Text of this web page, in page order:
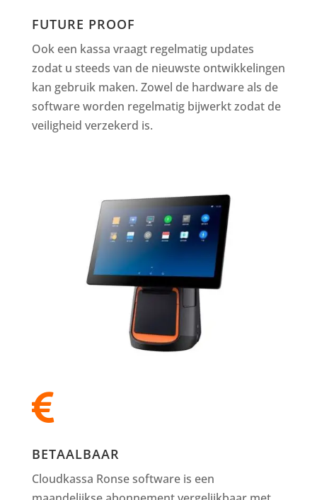
FUTURE PROOF
Ook een kassa vraagt regelmatig updates
zodat u steeds van de nieuwste ontwikkelingen
kan gebruik maken. Zowel de hardware als de
software worden regelmatig bijwerkt zodat de
veiligheid verzekerd is.

BETAALBAAR
Cloudkassa Ronse software is een